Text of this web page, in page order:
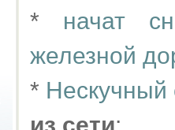
* начат
железной
* Нескучный